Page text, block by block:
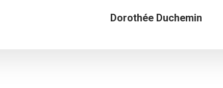
Dorothée Duchemin